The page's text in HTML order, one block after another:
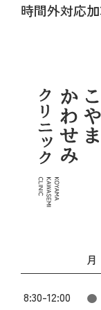
時間外対応
月
8:30-12:00